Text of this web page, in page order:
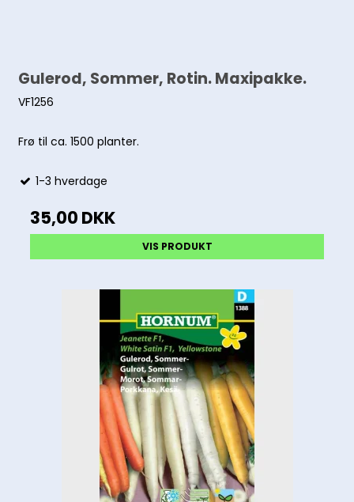
Gulerod, Sommer, Rotin. Maxipakke.
VF1256
Frø til ca. 1500 planter.
1-3 hverdage
35,00 DKK
VIS PRODUKT